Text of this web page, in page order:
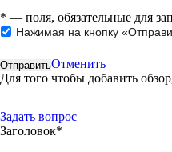
* — поля, обязательные для
Нажимая на кнопку
Отменить
Для того чтобы добавить
Задать вопрос
Заголовок*